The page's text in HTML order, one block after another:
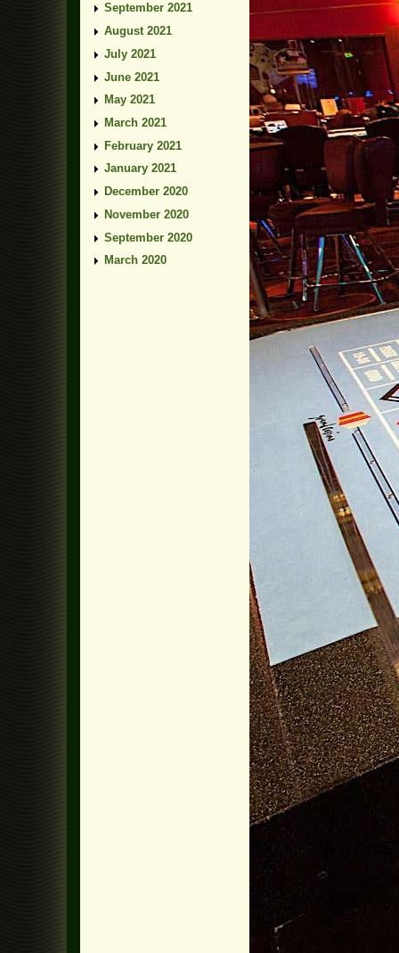
September 2021
August 2021
July 2021
June 2021
May 2021
March 2021
February 2021
January 2021
December 2020
November 2020
September 2020
March 2020